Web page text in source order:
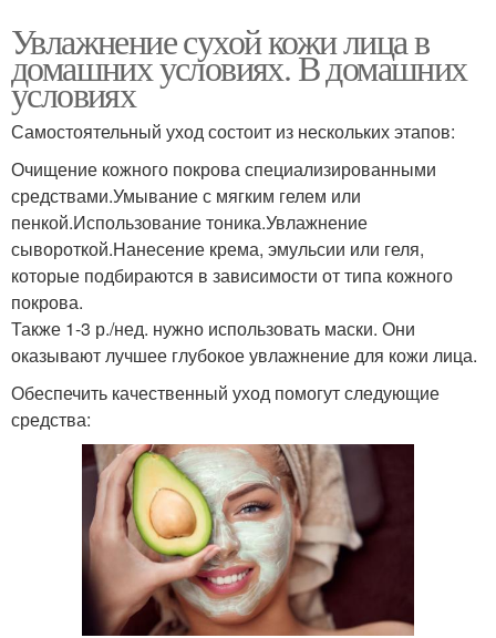
Увлажнение сухой кожи лица в
домашних условиях. В домашних
условиях
Самостоятельный уход состоит из нескольких этапов:
Очищение кожного покрова специализированными
средствами.Умывание с мягким гелем или
пенкой.Использование тоника.Увлажнение
сывороткой.Нанесение крема, эмульсии или геля,
которые подбираются в зависимости от типа кожного
покрова.
Также 1-3 р./нед. нужно использовать маски. Они
оказывают лучшее глубокое увлажнение для кожи лица.
Обеспечить качественный уход помогут следующие
средства: